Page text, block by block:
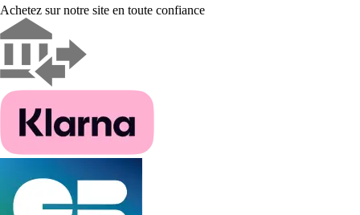
Achetez sur notre site en toute confiance